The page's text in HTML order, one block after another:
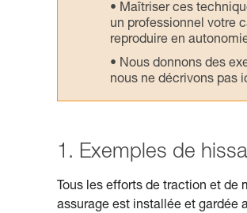
Maîtriser ces
un professionnel votre
reproduire en
Nous donnons des
nous ne décrivons pas
1. Exemples de
Tous les efforts de traction et
assurage est installée et gardée